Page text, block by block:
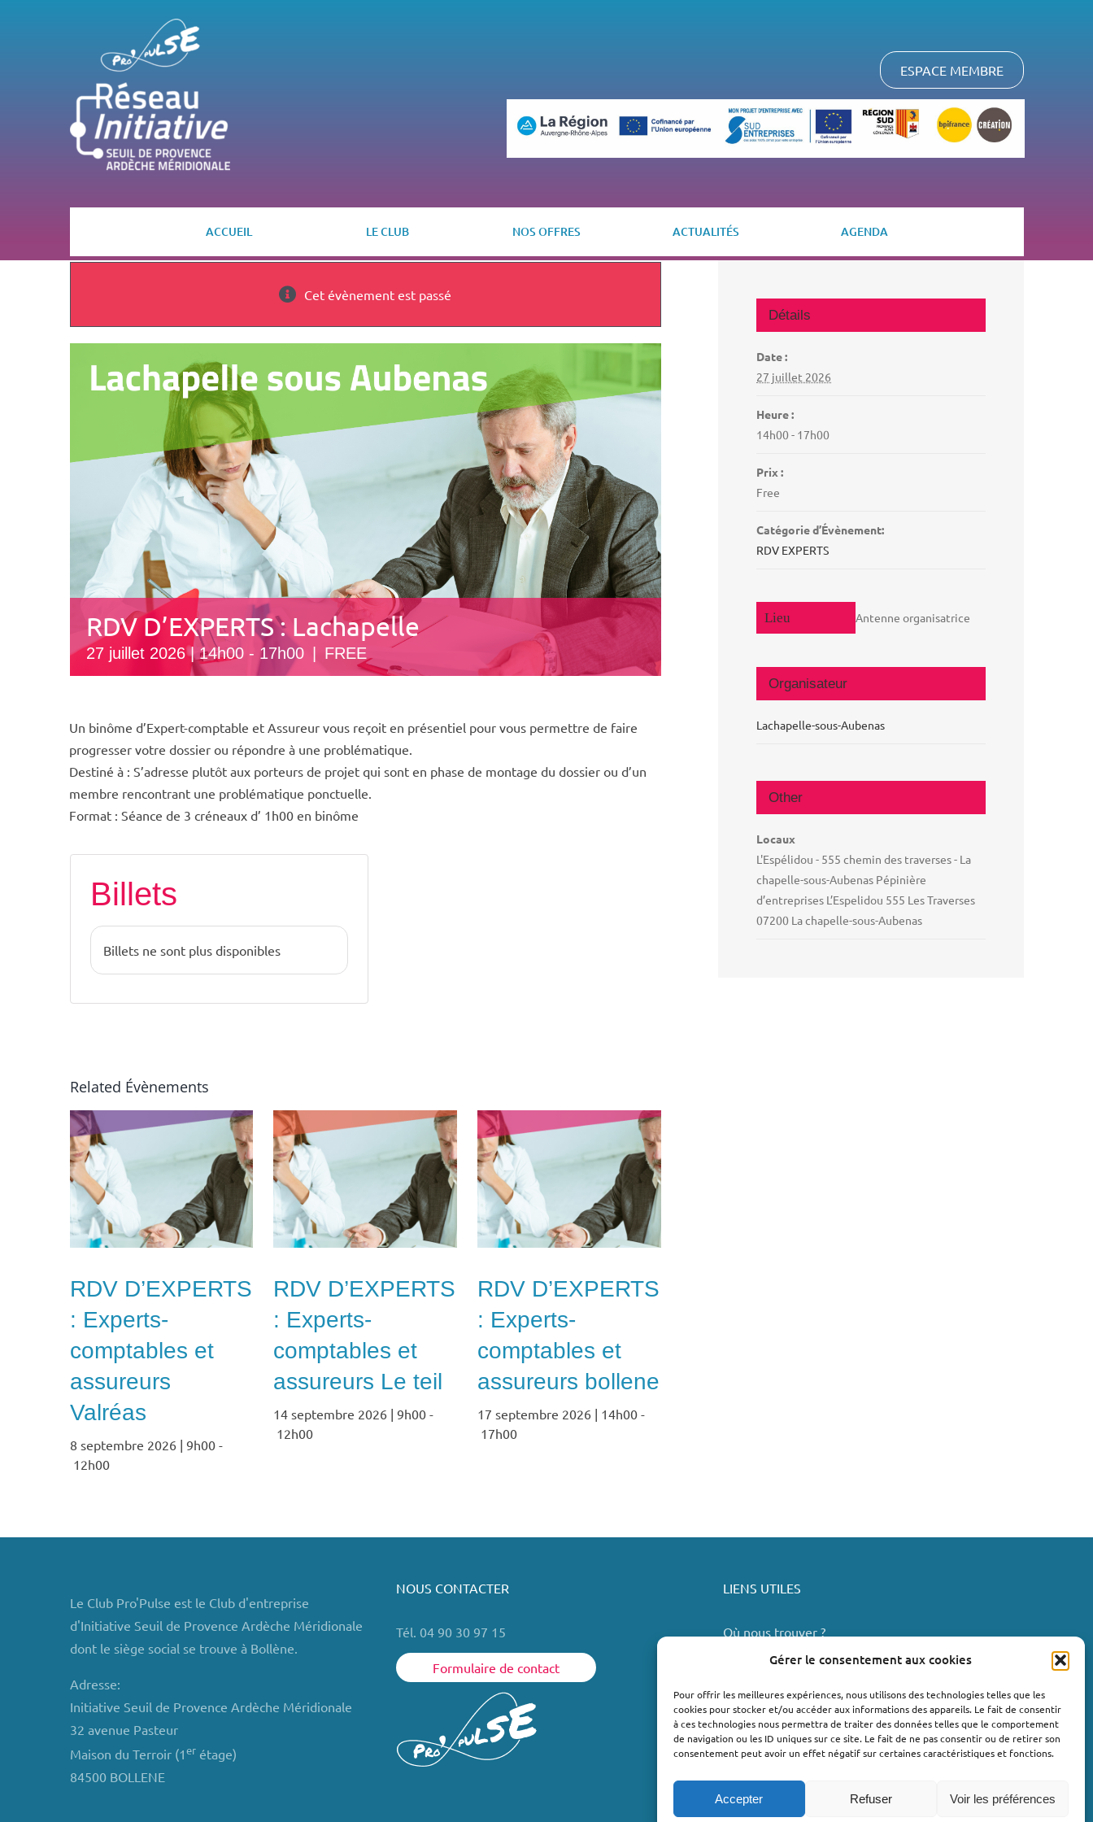
Gérer le consentement aux cookies
Pour offrir les meilleures expériences, nous utilisons des technologies telles que les
cookies pour stocker et/ou accéder aux informations des appareils. Le fait de consentir
à ces technologies nous permettra de traiter des données telles que le comportement
de navigation ou les ID uniques sur ce site. Le fait de ne pas consentir ou de retirer son
consentement peut avoir un effet négatif sur certaines caractéristiques et fonctions.
Accepter Refuser Voir les préférences
ESPACE MEMBRE
ACCUEIL LE CLUB NOS OFFRES ACTUALITÉS AGENDA
Cet évènement est passé
RDV D’EXPERTS : Lachapelle
27 juillet 2026 | 14h00- 17h00 FREE
Un binôme d’Expert-comptable et Assureur vous reçoit en présentiel pour vous permettre de faire
progresser votre dossier ou répondre à une problématique.
Destiné à : S’adresse plutôt aux porteurs de projet qui sont en phase de montage du dossier ou d’un
membre rencontrant une problématique ponctuelle.
Format : Séance de 3 créneaux d’ 1h00 en binôme
Billets
Billets ne sont plus disponibles
Related Évènements
RDV D’EXPERTS
: Experts-
comptables et
assureurs
Valréas
8 septembre 2026 | 9h00 -
12h00
RDV D’EXPERTS
: Experts-
comptables et
assureurs Le teil
14 septembre 2026 | 9h00 -
12h00
RDV D’EXPERTS
: Experts-
comptables et
assureurs bollene
17 septembre 2026 | 14h00 -
17h00
Détails
Date :
27 juillet 2026
Heure :
14h00 - 17h00
Prix :
Free
Catégorie d’Évènement:
RDV EXPERTS
Antenne organisatrice
Organisateur
Lachapelle-sous-Aubenas
Other
Locaux
L'Espélidou - 555 chemin des traverses - La
chapelle-sous-Aubenas Pépinière
d’entreprises L’Espelidou 555 Les Traverses
07200 La chapelle-sous-Aubenas
Le Club Pro'Pulse est le Club d'entreprise
d'Initiative Seuil de Provence Ardèche Méridionale
dont le siège social se trouve à Bollène.
Adresse:
Initiative Seuil de Provence Ardèche Méridionale
32 avenue Pasteur
Maison du Terroir (1erétage)
84500 BOLLENE
NOUS CONTACTER
Tél. 04 90 30 97 15
Formulaire de contact
LIENS UTILES
Où nous trouver ?
Valréas
Le Teil
Lachapelle-sous-Aubenas